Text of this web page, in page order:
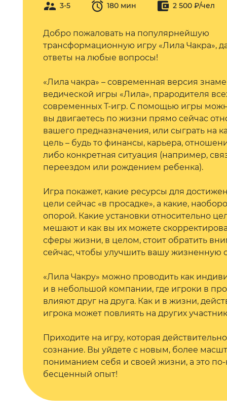
3-5 180 мин 2 500 ₽/чел
Добро пожаловать на популярнейшую
трансформационную игру «Лила Чакра»,
ответы на любые вопросы!
«Лила чакра» – современная версия
ведической игры «Лила», прародителя
современных Т-игр. С помощью игры
вы двигаетесь по жизни прямо сейчас
вашего предназначения, или сыграть на
цель – будь то финансы, карьера,
либо конкретная ситуация (например,
переездом или рождением ребенка).
Игра покажет, какие ресурсы для
цели сейчас «в просадке», а какие,
опорой. Какие установки относительно
мешают и как вы их можете
сферы жизни, в целом, стоит обратить
сейчас, чтобы улучшить вашу жизненную
«Лила Чакру» можно проводить как
и в небольшой компании, где игроки в
влияют друг на друга. Как и в жизни,
игрока может повлиять на других
Приходите на игру, которая
сознание. Вы уйдете с новым, более
пониманием себя и своей жизни, а это
бесценный опыт!